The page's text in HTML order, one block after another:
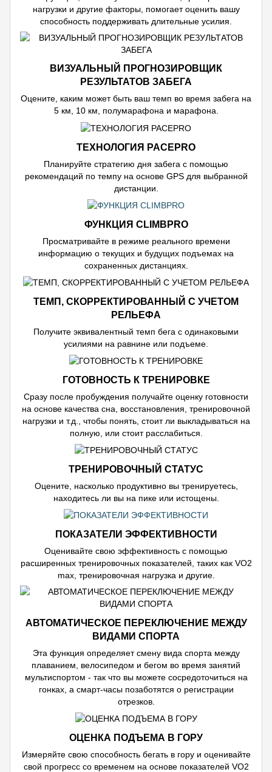
нагрузки и другие факторы, помогает оценить вашу
способность поддерживать длительные усилия.
ВИЗУАЛЬНЫЙ ПРОГНОЗИРОВЩИК
РЕЗУЛЬТАТОВ ЗАБЕГА
Оцените, каким может быть ваш темп во время забега на
5 км, 10 км, полумарафона и марафона.
ТЕХНОЛОГИЯ PACEPRO
Планируйте стратегию дня забега с помощью
рекомендаций по темпу на основе GPS для выбранной
дистанции.
ФУНКЦИЯ CLIMBPRO
Просматривайте в режиме реального времени
информацию о текущих и будущих подъемах на
сохраненных дистанциях.
ТЕМП, СКОРРЕКТИРОВАННЫЙ С УЧЕТОМ
РЕЛЬЕФА
Получите эквивалентный темп бега с одинаковыми
усилиями на равнине или подъеме.
ГОТОВНОСТЬ К ТРЕНИРОВКЕ
Сразу после пробуждения получайте оценку готовности
на основе качества сна, восстановления, тренировочной
нагрузки и т.д., чтобы понять, стоит ли выкладываться на
полную, или стоит расслабиться.
ТРЕНИРОВОЧНЫЙ СТАТУС
Оцените, насколько продуктивно вы тренируетесь,
находитесь ли вы на пике или истощены.
ПОКАЗАТЕЛИ ЭФФЕКТИВНОСТИ
Оценивайте свою эффективность с помощью
расширенных тренировочных показателей, таких как VO2
max, тренировочная нагрузка и другие.
АВТОМАТИЧЕСКОЕ ПЕРЕКЛЮЧЕНИЕ МЕЖДУ
ВИДАМИ СПОРТА
Эта функция определяет смену вида спорта между
плаванием, велосипедом и бегом во время занятий
мультиспортом - так что вы можете сосредоточиться на
гонках, а смарт-часы позаботятся о регистрации
отрезков.
ОЦЕНКА ПОДЪЕМА В ГОРУ
Измеряйте свою способность бегать в гору и оценивайте
свой прогресс со временем на основе показателей VO2